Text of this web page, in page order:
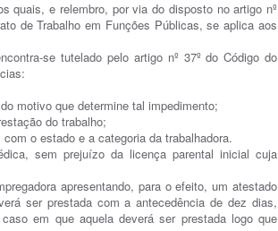
quais, e relembro, por via do disposto no artigo nº
de Trabalho em Funções Públicas, se aplica aos
se tutelado pelo artigo nº 37º do Código do
motivo que determine tal impedimento;
do trabalho;
o estado e a categoria da trabalhadora.
sem prejuízo da licença parental inicial cuja
apresentando, para o efeito, um atestado
ser prestada com a antecedência de dez dias,
em que aquela deverá ser prestada logo que